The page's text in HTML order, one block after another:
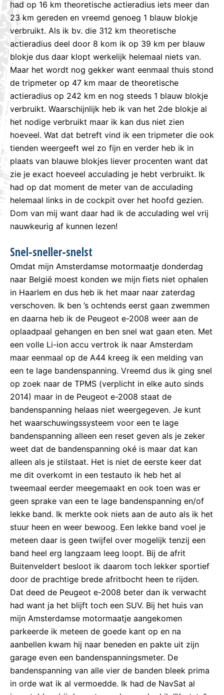
had op 16 km theoretische actieradius iets meer dan
23 km gereden en vreemd genoeg 1 blauw blokje
verbruikt. Als ik bv. die 312 km theoretische
actieradius deel door 8 kom ik op 39 km per blauw
blokje dus daar klopt werkelijk helemaal niets van.
Maar het wordt nog gekker want eenmaal thuis stond
de tripmeter op 47 km maar de theoretische
actieradius op 242 km en nog steeds 1 blauw blokje
verbruikt. Waarschijnlijk heb ik van het 2de blokje al
het nodige verbruikt maar ik kan dus niet zien
hoeveel. Wat dat betreft vind ik een tripmeter die ook
tienden weergeeft wel zo fijn en verder heb ik in
plaats van blauwe blokjes liever procenten want dat
zie je exact hoeveel acculading je hebt verbruikt. Ik
had op dat moment de meter van de acculading
helemaal links in de cockpit over het hoofd gezien.
Dom van mij want daar had ik de acculading wel vrij
nauwkeurig af kunnen lezen!
Snel-sneller-snelst
Omdat mijn Amsterdamse motormaatje donderdag
naar België moest konden we mijn fiets niet ophalen
in Haarlem en dus heb ik het maar naar zaterdag
verschoven. Ik ben ’s ochtends eerst gaan zwemmen
en daarna heb ik de Peugeot e-2008 weer aan de
oplaadpaal gehangen en ben snel wat gaan eten. Met
een volle Li-ion accu vertrok ik naar Amsterdam
maar eenmaal op de A44 kreeg ik een melding van
een te lage bandenspanning. Vreemd dus ik ging snel
op zoek naar de TPMS (verplicht in elke auto sinds
2014) maar in de Peugeot e-2008 staat de
bandenspanning helaas niet weergegeven. Je kunt
het waarschuwingssysteem voor een te lage
bandenspanning alleen een reset geven als je zeker
weet dat de bandenspanning oké is maar dat kan
alleen als je stilstaat. Het is niet de eerste keer dat
me dit overkomt in een testauto ik heb het al
tweemaal eerder meegemaakt en ook toen was er
geen sprake van een te lage bandenspanning en/of
lekke band. Ik merkte ook niets aan de auto als ik het
stuur heen en weer bewoog. Een lekke band voel je
meteen daar is geen twijfel over mogelijk tenzij een
band heel erg langzaam leeg loopt. Bij de afrit
Buitenveldert besloot ik daarom toch lekker sportief
door de prachtige brede afritbocht heen te rijden.
Dat deed de Peugeot e-2008 beter dan ik verwacht
had want ja het blijft toch een SUV. Bij het huis van
mijn Amsterdamse motormaatje aangekomen
parkeerde ik meteen de goede kant op en na
aanbellen kwam hij naar beneden en pakte uit zijn
garage even een bandenspanningsmeter. De
bandenspanning van alle vier de banden bleek prima
in orde wat ik al vermoedde. Ik had de NavSat al